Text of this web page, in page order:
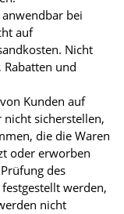
bei
auf
Nicht
und
Kunden auf
sicherstellen,
die die Waren
oder erworben
des
werden,
nicht